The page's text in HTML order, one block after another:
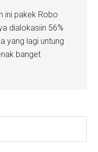
ini pakek Robo
dialokasiin 56%
yang lagi untung
banget